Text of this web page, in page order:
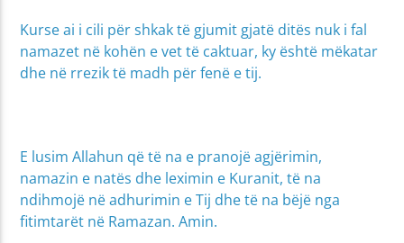
Kurse ai i cili për shkak të gjumit gjatë ditës nuk i fal
namazet në kohën e vet të caktuar, ky është mëkatar
dhe në rrezik të madh për fenë e tij.
E lusim Allahun që të na e pranojë agjërimin,
namazin e natës dhe leximin e Kuranit, të na
ndihmojë në adhurimin e Tij dhe të na bëjë nga
fitimtarët në Ramazan. Amin.